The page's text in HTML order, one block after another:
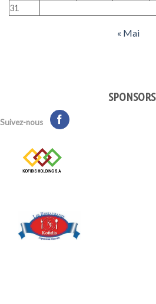
31
« Mai
SPONSORS
Suivez-nous